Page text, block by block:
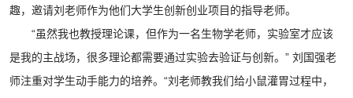
趣，邀请刘老师作为他们大学生创新创业项目的指导老师。
“虽然我也教授理论课，但作为一名生物学老师，实验室才应该
是我的主战场，很多理论都需要通过实验去验证与创新。” 刘国强老
师注重对学生动手能力的培养。“刘老师教我们给小鼠灌胃过程中，